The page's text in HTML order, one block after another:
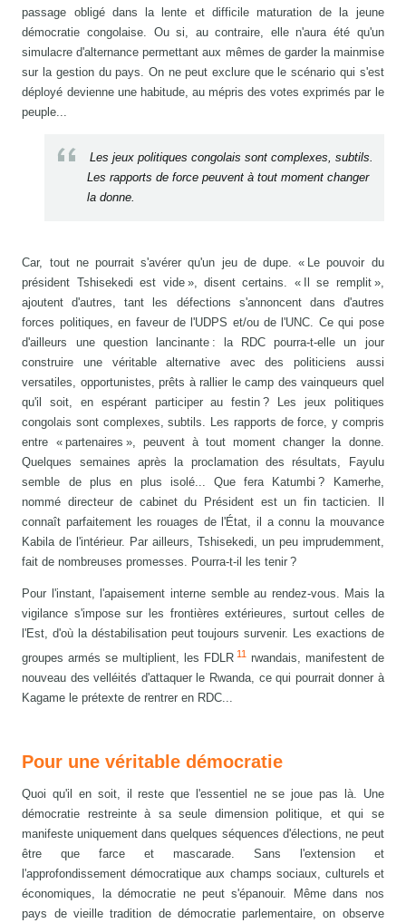
passage obligé dans la lente et difficile maturation de la jeune
démocratie congolaise. Ou si, au contraire, elle n'aura été qu'un
simulacre d'alternance permettant aux mêmes de garder la mainmise
sur la gestion du pays. On ne peut exclure que le scénario qui s'est
déployé devienne une habitude, au mépris des votes exprimés par le
peuple...
Les jeux politiques congolais sont complexes, subtils.
Les rapports de force peuvent à tout moment changer
la donne.
Car, tout ne pourrait s'avérer qu'un jeu de dupe. « Le pouvoir du
président Tshisekedi est vide », disent certains. « Il se remplit »,
ajoutent d'autres, tant les défections s'annoncent dans d'autres
forces politiques, en faveur de l'UDPS et/ou de l'UNC. Ce qui pose
d'ailleurs une question lancinante : la RDC pourra-t-elle un jour
construire une véritable alternative avec des politiciens aussi
versatiles, opportunistes, prêts à rallier le camp des vainqueurs quel
qu'il soit, en espérant participer au festin ? Les jeux politiques
congolais sont complexes, subtils. Les rapports de force, y compris
entre « partenaires », peuvent à tout moment changer la donne.
Quelques semaines après la proclamation des résultats, Fayulu
semble de plus en plus isolé... Que fera Katumbi ? Kamerhe,
nommé directeur de cabinet du Président est un fin tacticien. Il
connaît parfaitement les rouages de l'État, il a connu la mouvance
Kabila de l'intérieur. Par ailleurs, Tshisekedi, un peu imprudemment,
fait de nombreuses promesses. Pourra-t-il les tenir ?
Pour l'instant, l'apaisement interne semble au rendez-vous. Mais la
vigilance s'impose sur les frontières extérieures, surtout celles de
l'Est, d'où la déstabilisation peut toujours survenir. Les exactions de
groupes armés se multiplient, les FDLR 11rwandais, manifestent de
nouveau des velléités d'attaquer le Rwanda, ce qui pourrait donner à
Kagame le prétexte de rentrer en RDC...
Pour une véritable démocratie
Quoi qu'il en soit, il reste que l'essentiel ne se joue pas là. Une
démocratie restreinte à sa seule dimension politique, et qui se
manifeste uniquement dans quelques séquences d'élections, ne peut
être que farce et mascarade. Sans l'extension et
l'approfondissement démocratique aux champs sociaux, culturels et
économiques, la démocratie ne peut s'épanouir. Même dans nos
pays de vieille tradition de démocratie parlementaire, on observe